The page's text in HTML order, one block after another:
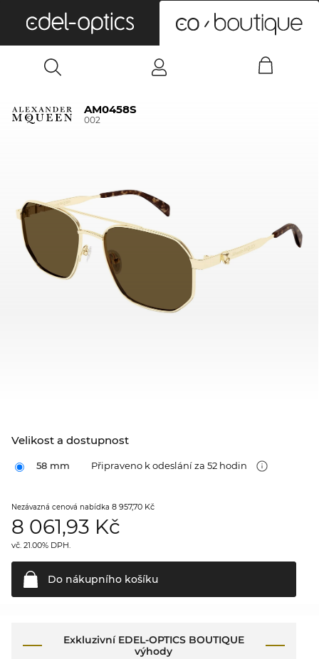
AM0458S
002
Velikost a dostupnost
58 mm Připraveno k odeslání za 52 hodin
Nezávazná cenová nabídka 8 957,70 Kč
8 061,93 Kč
vč. 21.00% DPH.
Do nákupního košíku
Exkluzivní EDEL-OPTICS BOUTIQUE
výhody